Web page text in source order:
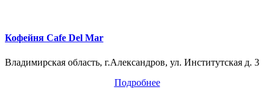
Кофейня Cafe Del Mar
Владимирская область, г.Александров, ул. Институтская д. 3
Подробнее